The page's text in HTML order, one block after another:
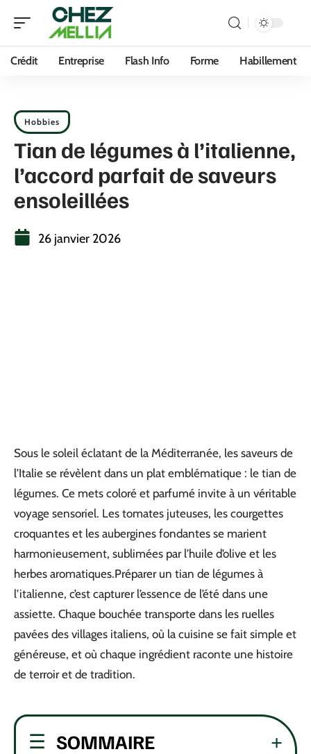
Crédit Entreprise Flash Info Forme Habillement
Hobbies
Tian de légumes à l’italienne,
l’accord parfait de saveurs
ensoleillées
26 janvier 2026
Sous le soleil éclatant de la Méditerranée, les saveurs de
l’Italie se révèlent dans un plat emblématique : le tian de
légumes. Ce mets coloré et parfumé invite à un véritable
voyage sensoriel. Les tomates juteuses, les courgettes
croquantes et les aubergines fondantes se marient
harmonieusement, sublimées par l’huile d’olive et les
herbes aromatiques.Préparer un tian de légumes à
l’italienne, c’est capturer l’essence de l’été dans une
assiette. Chaque bouchée transporte dans les ruelles
pavées des villages italiens, où la cuisine se fait simple et
généreuse, et où chaque ingrédient raconte une histoire
de terroir et de tradition.
SOMMAIRE